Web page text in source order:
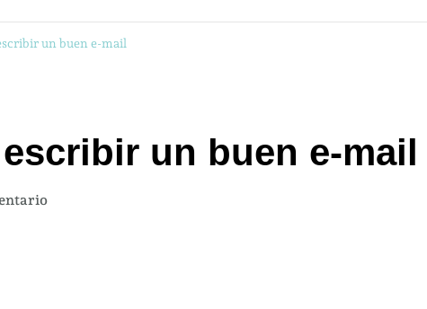
un buen e-mail
un buen e-mail
en